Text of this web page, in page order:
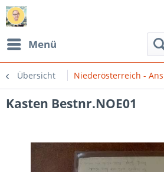
Menü
Übersicht Niederösterreich -
Kasten Bestnr.NOE01